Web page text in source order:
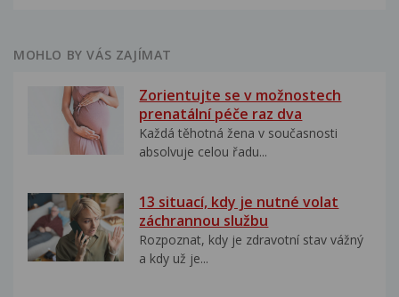
MOHLO BY VÁS ZAJÍMAT
Zorientujte se v možnostech
prenatální péče raz dva
Každá těhotná žena v současnosti
absolvuje celou řadu...
13 situací, kdy je nutné volat
záchrannou službu
Rozpoznat, kdy je zdravotní stav vážný
a kdy už je...